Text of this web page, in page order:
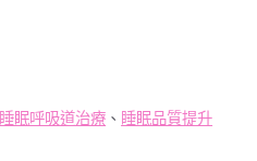
睡眠呼吸道治療 、 睡眠品質提升